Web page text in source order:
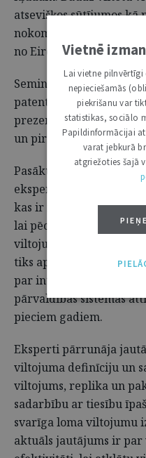
atsevišķos sūtījumos kā
nokomplektējot tās par
no Eiropas valstīm.
Semināra noslēgumā
patentpilnvarnieku un
prezentācijām par
un pirātiskas preces.
Pasākuma otrā diena –
ekspertu diskusijai,
kas ir maināms,
lai pēc iespējas
viltojumu importu
tiks apkopotas un
par intelektuālā
pārvaldības sistēmas
pieciem gadiem.
Eksperti pārrunāja
viltojuma definīciju un
viltojums, replika un
sadarbību ar tiesību
svarīga loma viltojumu
aktuāls jautājums ir par
Vietnē
Lai vietne
nepieciešamās
piekrišanu var
statistikas, sociālo
Papildinformācijai
varat jebkurā
atgriežoties šajā